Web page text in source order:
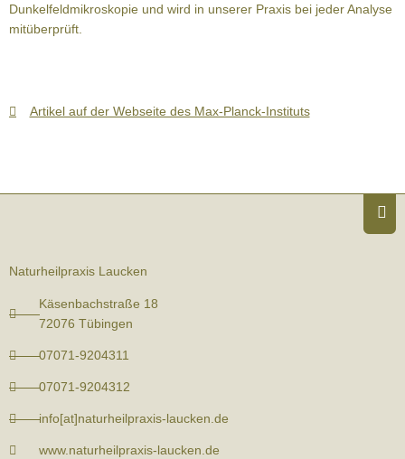
Dunkelfeldmikroskopie und wird in unserer Praxis bei jeder Analyse
mitüberprüft.
Artikel auf der Webseite des Max-Planck-Instituts
Naturheilpraxis Laucken
Käsenbachstraße 18
72076 Tübingen
07071-9204311
07071-9204312
info[at]naturheilpraxis-laucken.de
www.naturheilpraxis-laucken.de